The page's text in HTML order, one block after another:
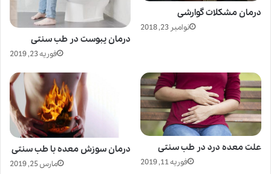
درمان یبوست در طب سنتی
فوریه 23, 2019
درمان مشکلات گوارشی
نوامبر 23, 2018
درمان سوزش معده با طب سنتی
مارس 25, 2019
علت معده درد در طب سنتی
فوریه 11, 2019